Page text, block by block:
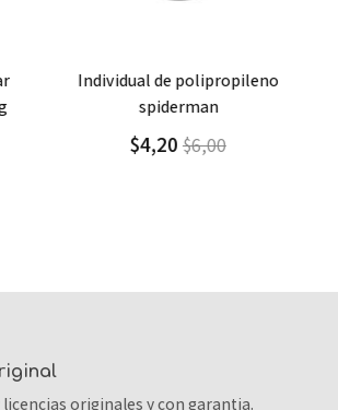
Detalle Agregar Detalle
combo mochila/morral +
lonchera + estuche
spiderman awesome
licencias originales y con garantia.